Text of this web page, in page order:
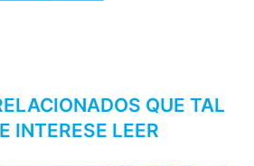
QUE TAL
INTERESE LEER